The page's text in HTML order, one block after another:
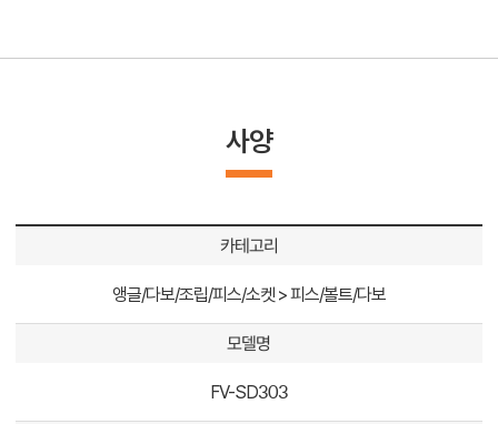
사양
카테고리
앵글/다보/조립/피스/소켓 > 피스/볼트/다보
모델명
FV-SD303